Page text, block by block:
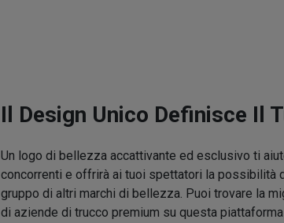
Il Design Unico Definisce Il
Un logo di bellezza accattivante ed esclusivo ti
concorrenti e offrirà ai tuoi spettatori la possibilità
gruppo di altri marchi di bellezza. Puoi trovare la
di aziende di trucco premium su questa